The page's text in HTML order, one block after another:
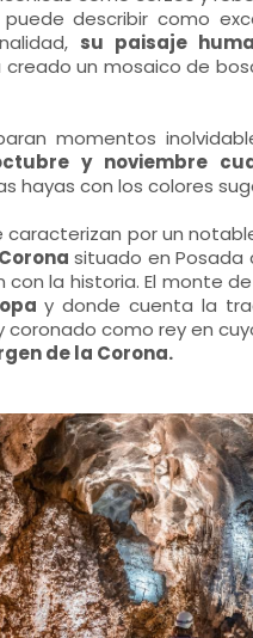
describir como
su paisaje
creado un mosaico de
momentos
y noviembre
hayas con los colores
por un
situado en Posada
la historia. El monte
y donde cuenta la
como rey en
de la Corona.